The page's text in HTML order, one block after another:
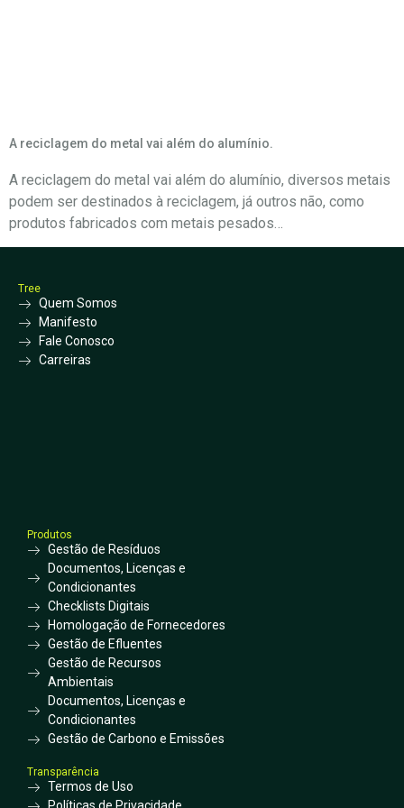
A reciclagem do metal vai além do alumínio.
A reciclagem do metal vai além do alumínio, diversos metais
podem ser destinados à reciclagem, já outros não, como
produtos fabricados com metais pesados…
Tree
Quem Somos
Manifesto
Fale Conosco
Carreiras
Produtos
Gestão de Resíduos
Documentos, Licenças e
Condicionantes
Checklists Digitais
Homologação de Fornecedores
Gestão de Efluentes
Gestão de Recursos
Ambientais
Documentos, Licenças e
Condicionantes
Gestão de Carbono e Emissões
Transparência
Termos de Uso